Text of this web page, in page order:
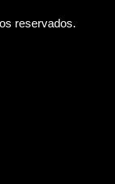
reservados.